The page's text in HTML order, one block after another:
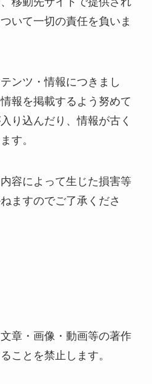
いて一切の責任を負いま
ンツ・情報につきまし
報を掲載するよう努めて
り込んだり、情報が古く
す。
容によって生じた損害等
ますのでご了承くださ
章・画像・動画等の著作
ことを禁止します。